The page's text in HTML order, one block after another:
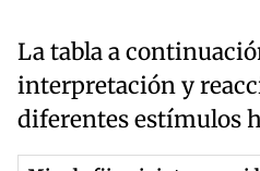
La tabla a
interpretación y
diferentes estímulos